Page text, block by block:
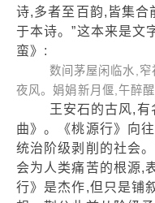
诗,多者至百韵,皆集合
于本诗。”这本来是文
蛮》:
数间茅屋闲临水,
夜风。娟娟新月偃,午醉
王安石的古风,有名
曲》。《桃源行》向
统治阶级剥削的社会
会为人类痛苦的根源,
行》是杰作,但只是铺